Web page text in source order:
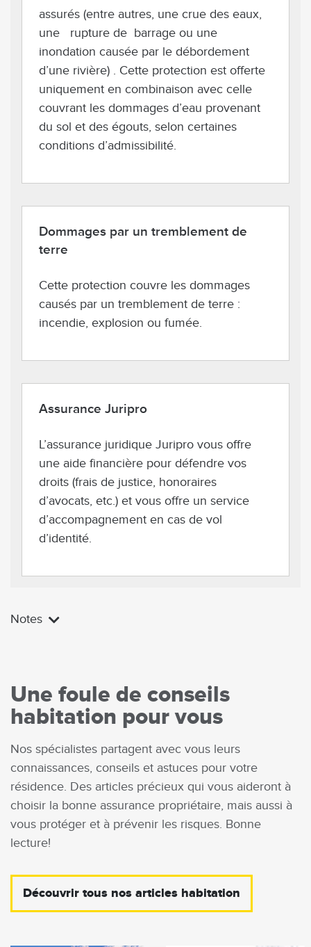
assurés (entre autres, une crue des eaux,
une rupture de barrage ou une
inondation causée par le débordement
d’une rivière) . Cette protection est offerte
uniquement en combinaison avec celle
couvrant les dommages d’eau provenant
du sol et des égouts, selon certaines
conditions d’admissibilité.
Dommages par un tremblement de
terre
Cette protection couvre les dommages
causés par un tremblement de terre :
incendie, explosion ou fumée.
Assurance Juripro
L’assurance juridique Juripro vous offre
une aide financière pour défendre vos
droits (frais de justice, honoraires
d’avocats, etc.) et vous offre un service
d’accompagnement en cas de vol
d’identité.
Notes
Une foule de conseils
habitation pour vous
Nos spécialistes partagent avec vous leurs
connaissances, conseils et astuces pour votre
résidence. Des articles précieux qui vous aideront à
choisir la bonne assurance propriétaire, mais aussi à
vous protéger et à prévenir les risques. Bonne
lecture!
Découvrir tous nos articles habitation